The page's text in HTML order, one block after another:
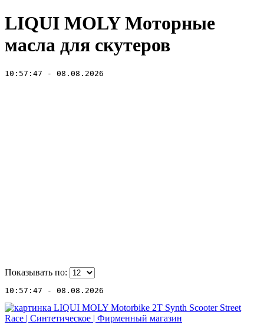
LIQUI MOLY Моторные
масла для скутеров
10:57:47 - 08.08.2026
Показывать по:
10:57:47 - 08.08.2026